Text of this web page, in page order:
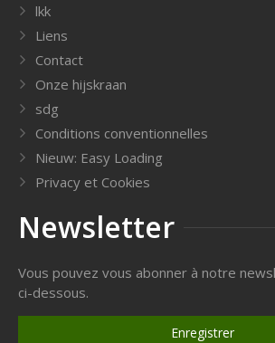
lkk
Liens
Contact
Onze hijskraan
sdg
Conditions conventionnelles
Nieuw: Easy Loading
Privacy et Cookies
Newsletter
Vous pouvez vous abonner à notre
ci-dessous.
Enregistrer